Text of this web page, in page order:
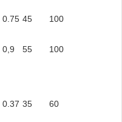
0.75 45 100
0,9 55 100
0.37 35 60